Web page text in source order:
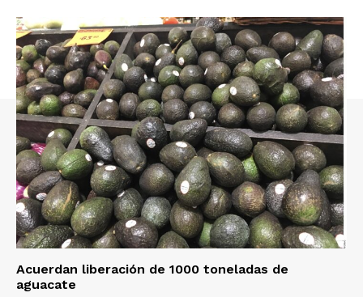
Acuerdan liberación de 1000 toneladas de
aguacate